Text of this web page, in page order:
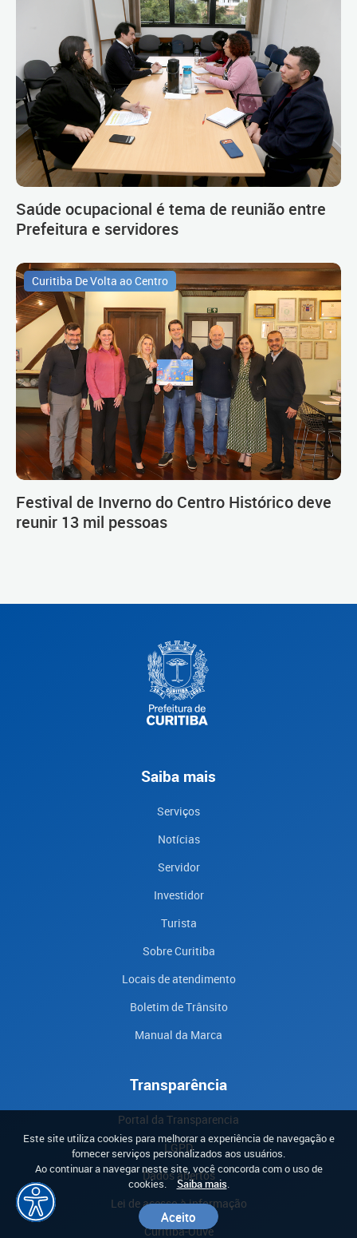
Saúde ocupacional é tema de reunião entre
Prefeitura e servidores
Curitiba De Volta ao Centro
Festival de Inverno do Centro Histórico deve
reunir 13 mil pessoas
Saiba mais
Serviços
Notícias
Servidor
Investidor
Turista
Sobre Curitiba
Locais de atendimento
Boletim de Trânsito
Manual da Marca
Transparência
Portal da Transparencia
LGPD
Dados abertos
Lei de acesso à informação
Curitiba-Ouve
Este site utiliza cookies para melhorar a experiência de navegação e
fornecer serviços personalizados aos usuários.
Ao continuar a navegar neste site, você concorda com o uso de
cookies.
Saiba mais.
Aceito